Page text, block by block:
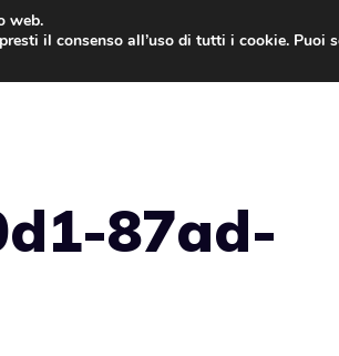
87ad-
web.
il consenso all’uso di tutti i cookie.